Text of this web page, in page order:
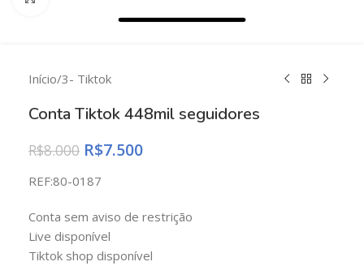
Início/3- Tiktok
Conta Tiktok 448mil seguidores
R$8.000 R$7.500
REF:80-0187
Conta sem aviso de restrição
Live disponível
Tiktok shop disponível